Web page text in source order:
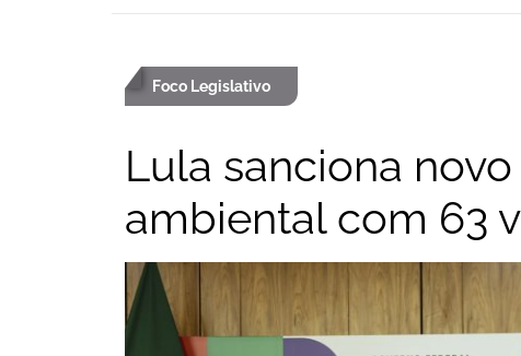
Foco Legislativo
Lula sanciona
ambiental com 63